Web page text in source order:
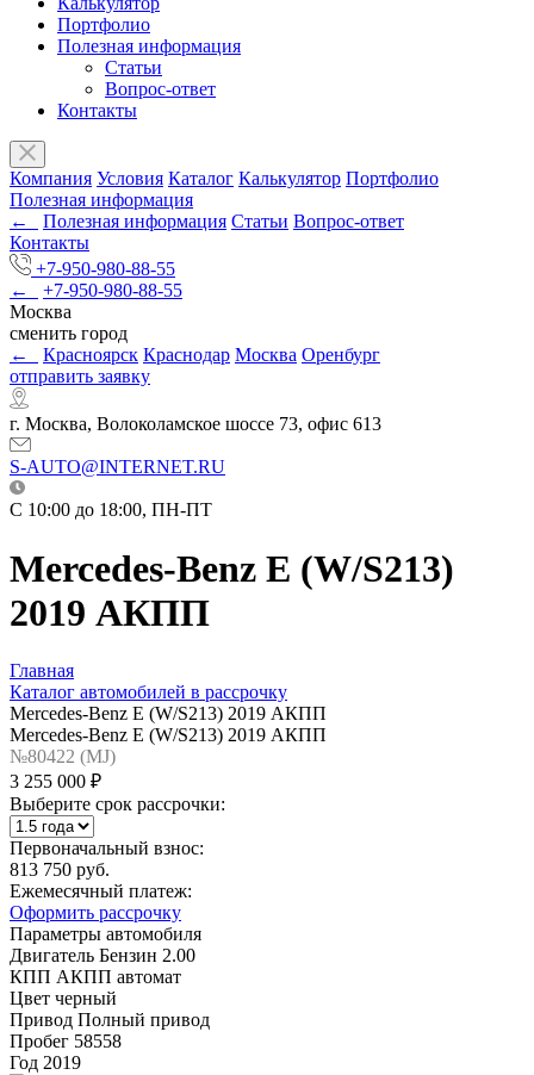
Портфолио
Полезная информация
Статьи
Вопрос-ответ
Контакты
Компания Условия Каталог Калькулятор Портфолио
Полезная информация
←
Полезная информация Статьи Вопрос-ответ
Контакты
+7-950-980-88-55
←
+7-950-980-88-55
Москва
сменить город
←
Красноярск Краснодар Москва Оренбург
отправить заявку
г. Москва, Волоколамское шоссе 73, офис 613
S-AUTO@INTERNET.RU
C 10:00 до 18:00, ПН-ПТ
Mercedes-Benz E (W/S213)
2019 АКПП
Главная
Каталог автомобилей в рассрочку
Mercedes-Benz E (W/S213) 2019 АКПП
Mercedes-Benz E (W/S213) 2019 АКПП
№80422 (МJ)
3 255 000 ₽
Выберите срок рассрочки:
Первоначальный взнос:
813 750 руб.
Ежемесячный платеж:
Оформить рассрочку
Параметры автомобиля
Двигатель Бензин 2.00
КПП АКПП автомат
Цвет черный
Привод Полный привод
Пробег 58558
Год 2019